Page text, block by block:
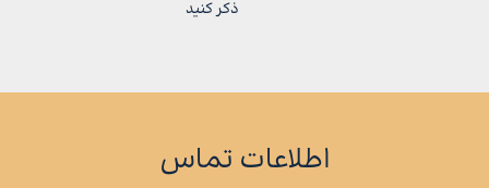
اطلاعات تماس